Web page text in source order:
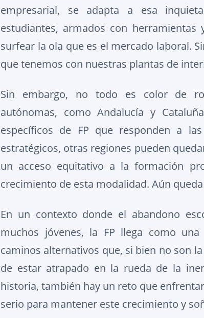
empresarial, se adapta a esa
estudiantes, armados con
surfear la ola que es el mercado laboral.
que tenemos con nuestras plantas de
Sin embargo, no todo es color de
autónomas, como Andalucía y
específicos de FP que responden a
estratégicos, otras regiones pueden
un acceso equitativo a la formación
crecimiento de esta modalidad. Aún
En un contexto donde el abandono
muchos jóvenes, la FP llega como
caminos alternativos que, si bien no son
de estar atrapado en la rueda de la
historia, también hay un reto que
serio para mantener este crecimiento y